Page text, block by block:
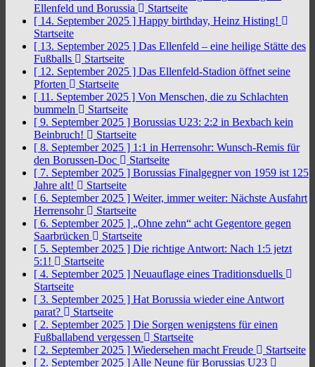
Ellenfeld und Borussia
Startseite
[ 14. September 2025 ] Happy birthday, Heinz Histing!
Startseite
[ 13. September 2025 ] Das Ellenfeld – eine heilige Stätte des
Fußballs
Startseite
[ 12. September 2025 ] Das Ellenfeld-Stadion öffnet seine
Pforten
Startseite
[ 11. September 2025 ] Von Menschen, die zu Schlachten
bummeln
Startseite
[ 9. September 2025 ] Borussias U23: 2:2 in Bexbach kein
Beinbruch!
Startseite
[ 8. September 2025 ] 1:1 in Herrensohr: Wunsch-Remis für
den Borussen-Doc
Startseite
[ 7. September 2025 ] Borussias Finalgegner von 1959 ist 125
Jahre alt!
Startseite
[ 6. September 2025 ] Weiter, immer weiter: Nächste Ausfahrt
Herrensohr
Startseite
[ 6. September 2025 ] „Ohne zehn“ acht Gegentore gegen
Saarbrücken
Startseite
[ 5. September 2025 ] Die richtige Antwort: Nach 1:5 jetzt
5:1!
Startseite
[ 4. September 2025 ] Neuauflage eines Traditionsduells
Startseite
[ 3. September 2025 ] Hat Borussia wieder eine Antwort
parat?
Startseite
[ 2. September 2025 ] Die Sorgen wenigstens für einen
Fußballabend vergessen
Startseite
[ 2. September 2025 ] Wiedersehen macht Freude
Startseite
[ 2. September 2025 ] Alle Neune für Borussias U23